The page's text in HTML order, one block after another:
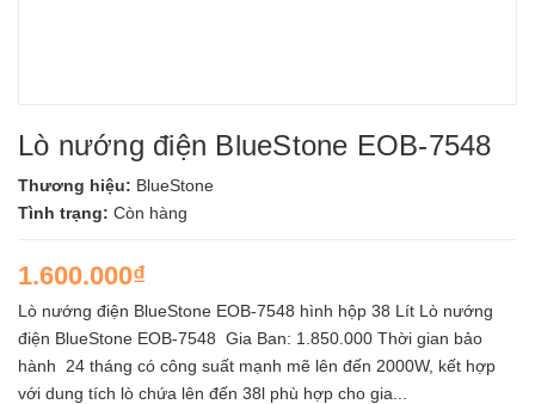
Lò nướng điện BlueStone EOB-7548
Thương hiệu: BlueStone
Tình trạng: Còn hàng
1.600.000₫
Lò nướng điện BlueStone EOB-7548 hình hộp 38 Lít Lò nướng
điện BlueStone EOB-7548 Gia Ban: 1.850.000 Thời gian bảo
hành 24 tháng có công suất mạnh mẽ lên đến 2000W, kết hợp
với dung tích lò chứa lên đến 38l phù hợp cho gia...